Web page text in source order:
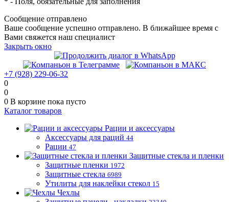
Сообщение отправлено
Ваше сообщение успешно отправлено. В ближайшее время с
Вами свяжется наш специалист
Закрыть окно
+7 (928) 229-06-32
0
0
0 В корзине пока пусто
Каталог товаров
Рации и аксессуары
Аксессуары для раций 44
Рации 47
Защитные стекла и пленки
Защитные пленки 1972
Защитные стекла 6989
Утилиты для наклейки стекол 15
Чехлы